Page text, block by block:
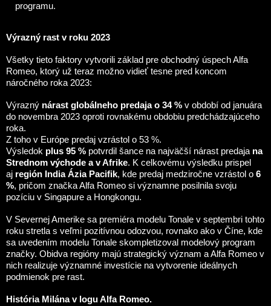
programu.
Výrazný rast v roku 2023
Všetky tieto faktory vytvorili základ pre obchodný úspech Alfa
Romeo, ktorý už teraz možno vidieť tesne pred koncom
náročného roka 2023:
Výrazný nárast globálneho predaja o 34 % v období od januára
do novembra 2023 oproti rovnakému obdobiu predchádzajúceho
roka.
Z toho v Európe predaj vzrástol o 53 %.
Výsledok plus 95 % potvrdil šance na najväčší nárast predaja na
Strednom východe a v Afrike. K celkovému výsledku prispel
aj región India Ázia Pacifik, kde predaj medziročne vzrástol o 6
%, pričom značka Alfa Romeo si významne posilnila svoju
pozíciu v Singapure a Hongkongu.
V Severnej Amerike sa premiéra modelu Tonale v septembri tohto
roku stretla s veľmi pozitívnou odozvou, rovnako ako v Číne, kde
sa uvedením modelu Tonale skompletizoval modelový program
značky. Obidva regióny majú strategický význam a Alfa Romeo v
nich realizuje významné investície na vytvorenie ideálnych
podmienok pre rast.
História Milána v logu Alfa Romeo.